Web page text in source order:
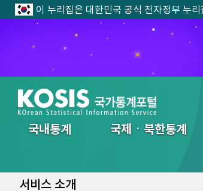
이 누리집은 대한민국 공식 전자정부 누리
국내통계 국제ㆍ북한통계
서비스 소개